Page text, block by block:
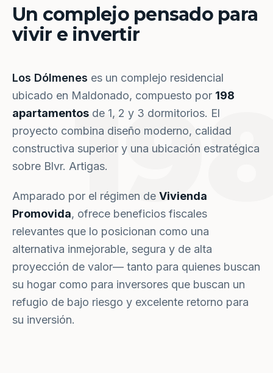
Un complejo pensado para
vivir e invertir
Los Dólmenes es un complejo residencial
ubicado en Maldonado, compuesto por 198
apartamentos de 1, 2 y 3 dormitorios. El
proyecto combina diseño moderno, calidad
constructiva superior y una ubicación estratégica
sobre Blvr. Artigas.
Amparado por el régimen de Vivienda
Promovida, ofrece beneficios fiscales
relevantes que lo posicionan como una
alternativa inmejorable, segura y de alta
proyección de valor— tanto para quienes buscan
su hogar como para inversores que buscan un
refugio de bajo riesgo y excelente retorno para
su inversión.